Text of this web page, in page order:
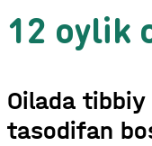
12 oylik
Oilada
tasodifan